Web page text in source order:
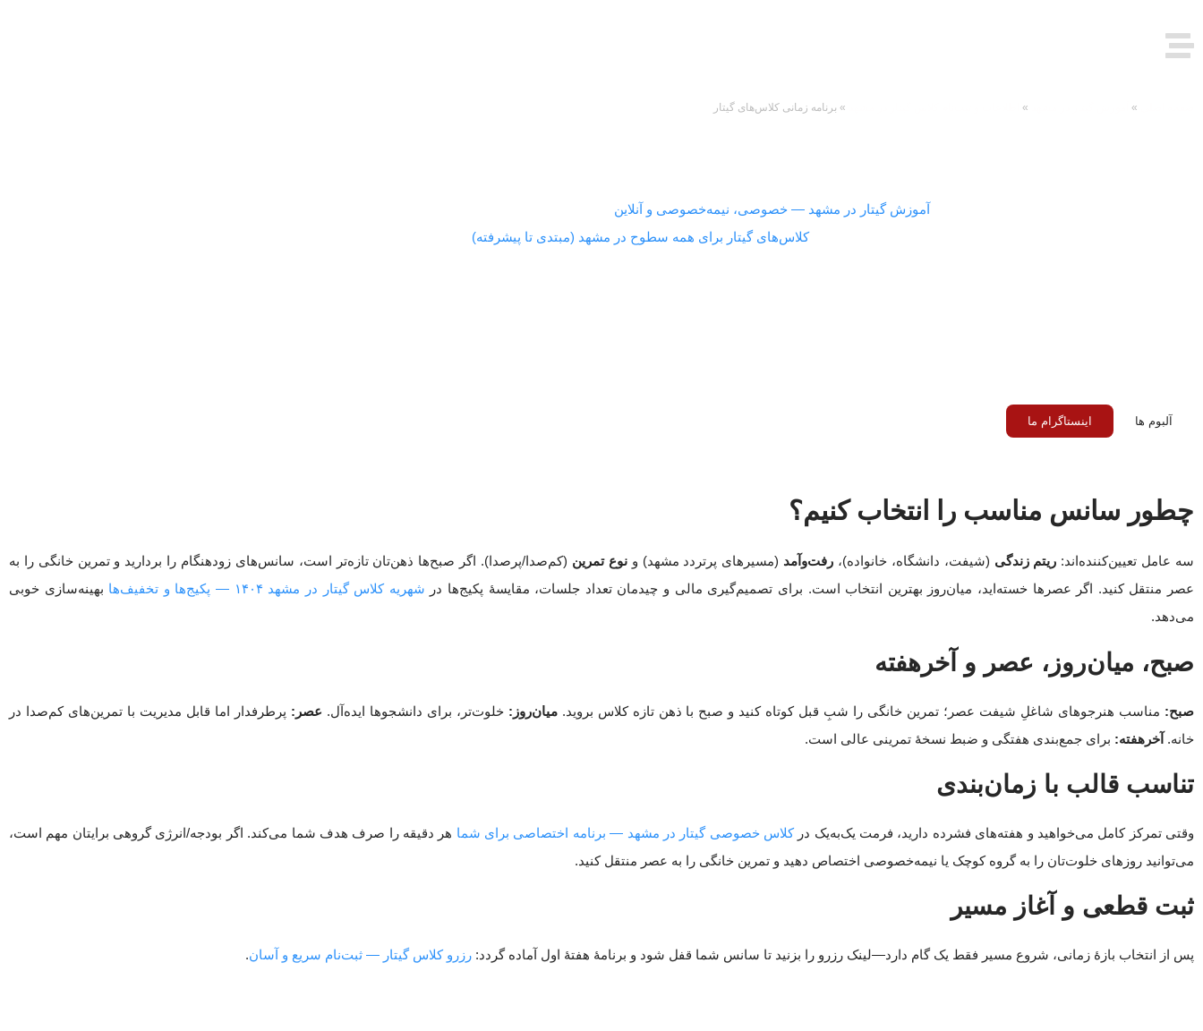
»
»
» برنامه زمانی کلاس‌های گیتار
آموزش گیتار در مشهد — خصوصی، نیمه‌خصوصی و آنلاین
سانس هم منطقی‌تر می‌شود؛ چارچوب سطح‌بندی مرحله‌به‌مرحله درکلاس‌های گیتار برای همه سطوح در مشهد (مبتدی تا پیشرفته)
آلبوم ها اینستاگرام ما
چطور سانس مناسب را انتخاب کنیم؟
سه عامل تعیین‌کننده‌اند: ریتم زندگی (شیفت، دانشگاه، خانواده)، رفت‌وآمد (مسیرهای پرتردد مشهد) ونوع تمرین (کم‌صدا/پرصدا). اگر صبح‌ها ذهن‌تان تازه‌تر است، سانس‌های زودهنگام را بردارید و تمرین خانگی را به
عصر منتقل کنید. اگر عصرها خسته‌اید، میان‌روز بهترین انتخاب است. برای تصمیم‌گیری مالی و چیدمان تعداد جلسات، مقایسهٔ پکیج‌ها در شهریه کلاس گیتار در مشهد ۱۴۰۴ — پکیج‌ها و تخفیف‌ها
بهینه‌سازی خوبی
می‌دهد.
صبح، میان‌روز، عصر و آخرهفته
صبح: مناسب هنرجوهای شاغلِ شیفت عصر؛ تمرین خانگی را شبِ قبل کوتاه کنید و صبح با ذهن تازه کلاس بروید.میان‌روز: خلوت‌تر، برای دانشجوها ایده‌آل. عصر: پرطرفدار اما قابل مدیریت با تمرین‌های کم‌صدا در
خانه. آخرهفته: برای جمع‌بندی هفتگی و ضبط نسخهٔ تمرینی عالی است.
تناسب قالب با زمان‌بندی
وقتی تمرکز کامل می‌خواهید و هفته‌های فشرده دارید، فرمت یک‌به‌یک درکلاس خصوصی گیتار در مشهد — برنامه اختصاصی برای شما هر دقیقه را صرف هدف شما می‌کند. اگر بودجه/انرژی گروهی برایتان مهم است،
می‌توانید روزهای خلوت‌تان را به گروه کوچک یا نیمه‌خصوصی اختصاص دهید و تمرین خانگی را به عصر منتقل کنید.
ثبت قطعی و آغاز مسیر
پس از انتخاب بازهٔ زمانی، شروع مسیر فقط یک گام دارد—لینک رزرو را بزنید تا سانس شما قفل شود و برنامهٔ هفتهٔ اول آماده گردد: رزرو کلاس گیتار — ثبت‌نام سریع و آسان.